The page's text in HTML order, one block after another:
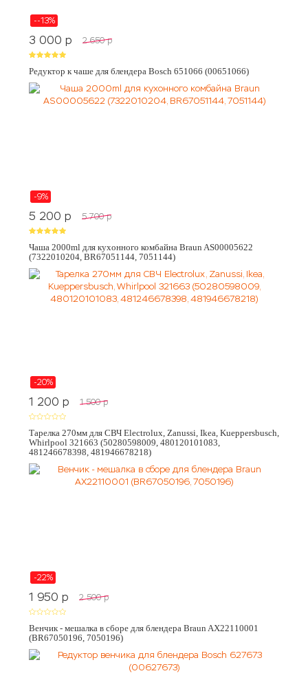
--13%
3 000 p 2 650 p
Редуктор к чаше для блендера Bosch 651066 (00651066)
-9%
5 200 p 5 700 p
Чаша 2000ml для кухонного комбайна Braun AS00005622
(7322010204, BR67051144, 7051144)
-20%
1 200 p 1 500 p
Тарелка 270мм для СВЧ Electrolux, Zanussi, Ikea, Kueppersbusch,
Whirlpool 321663 (50280598009, 480120101083,
481246678398, 481946678218)
-22%
1 950 p 2 500 p
Венчик - мешалка в сборе для блендера Braun AX22110001
(BR67050196, 7050196)